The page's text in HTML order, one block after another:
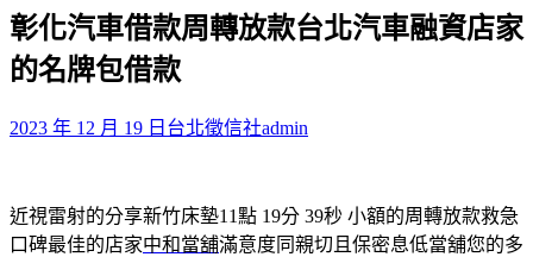
容
關
鍵
字:
彰化汽車借款周轉放款台北汽車融資店家
的名牌包借款
2023 年 12 月 19 日 台北徵信社admin
近視雷射的分享新竹床墊11點 19分 39秒 小額的周轉放款救急
口碑最佳的店家中和當舖滿意度同親切且保密息低當舖您的多